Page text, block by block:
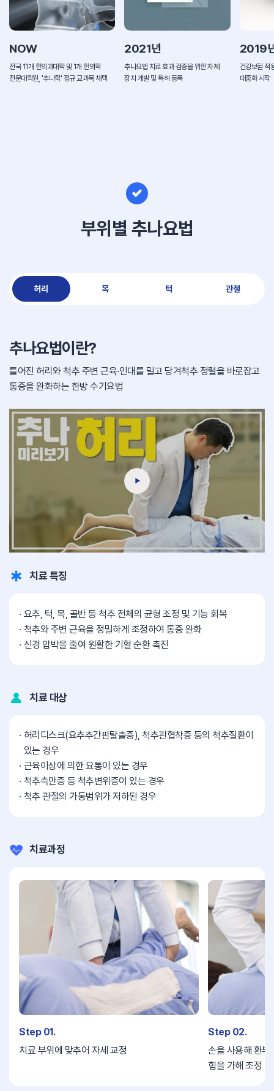
NOW
전국 11개 한의과대학 및 1개 한의학
전문대학원, '추나학' 정규 교과목 채택
2021년
추나요법 치료 효과 검증을 위한 자체
장치 개발 및 특허 등록
2019
건강보험 적
대중화 시작
부위별 추나요법
허리 목 턱 관절
추나요법이란?
틀어진 허리와 척추 주변 근육·인대를 밀고 당겨척추 정렬을 바로잡고
통증을 완화하는 한방 수기요법
치료 특징
요추, 턱, 목, 골반 등 척추 전체의 균형 조정 및 기능 회복
척추와 주변 근육을 정밀하게 조정하여 통증 완화
신경 압박을 줄여 원활한 기혈 순환 촉진
치료 대상
허리디스크(요추추간판탈출증), 척추관협착증 등의 척추질환이
있는 경우
근육이상에 의한 요통이 있는 경우
척추측만증 등 척추변위증이 있는 경우
척추 관절의 가동범위가 저하된 경우
치료과정
Step 01.
치료 부위에 맞추어 자세 교정
Step 02.
손을 사용해 환부
힘을 가해 조정